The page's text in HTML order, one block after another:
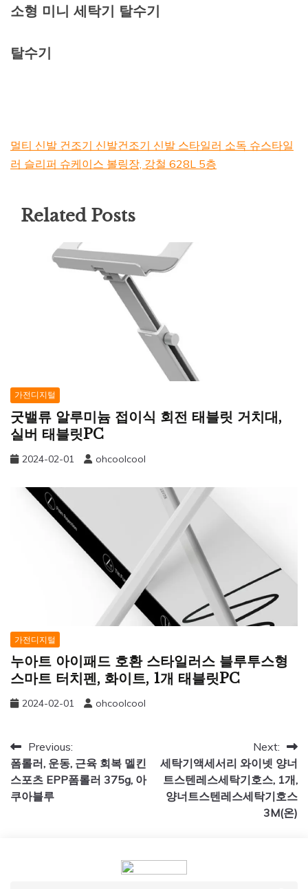
소형 미니 세탁기 탈수기
탈수기
멀티 신발 건조기 신발건조기 신발 스타일러 소독 슈스타일
러 슬리퍼 슈케이스 볼링장, 강철 628L 5층
Related Posts
가전디지털
굿밸류 알루미늄 접이식 회전 태블릿 거치대,
실버 태블릿PC
2024-02-01 ohcoolcool
가전디지털
누아트 아이패드 호환 스타일러스 블루투스형
스마트 터치펜, 화이트, 1개 태블릿PC
2024-02-01 ohcoolcool
글
탐
색
Previous:
폼롤러, 운동, 근육 회복 멜킨
스포츠 EPP폼롤러 375g, 아
쿠아블루
Next:
세탁기액세서리 와이넷 양너
트스텐레스세탁기호스, 1개,
양너트스텐레스세탁기호스
3M(온)